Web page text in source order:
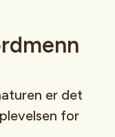
er det
for